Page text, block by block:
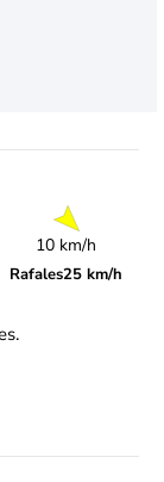
10 km/h
Rafales25 km/h